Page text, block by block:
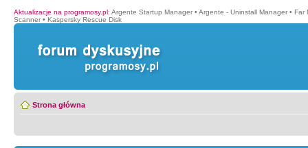
Aktualizacje na programosy.pl: Argente Startup Manager • Argente - Uninstall Manager • Far
Scanner • Kaspersky Rescue Disk
Strona główna